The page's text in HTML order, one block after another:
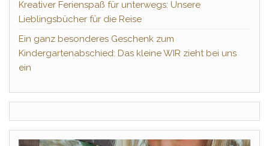
Kreativer Ferienspaß für unterwegs: Unsere
Lieblingsbücher für die Reise
Ein ganz besonderes Geschenk zum
Kindergartenabschied: Das kleine WIR zieht bei uns
ein